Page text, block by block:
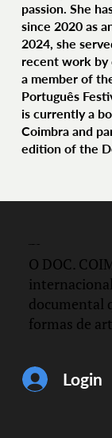
passion. She
since 2020 as
2024, she
recent work by
a member of
Português
is currently a
Coimbra and
edition of the
DOC.COIMBRA
O DOC.
documental
formas de
Login